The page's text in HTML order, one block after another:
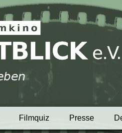
Filmquiz Presse